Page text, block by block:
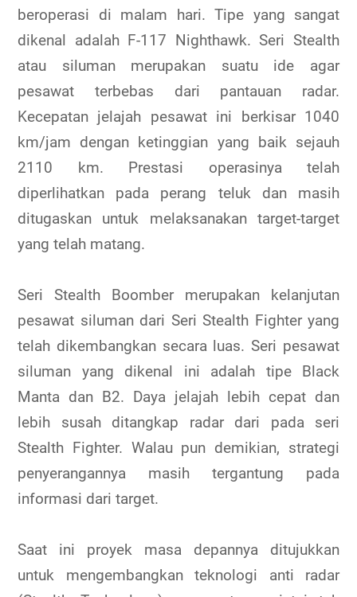
beroperasi di malam hari. Tipe yang sangat
dikenal adalah F-117 Nighthawk. Seri Stealth
atau siluman merupakan suatu ide agar
pesawat terbebas dari pantauan radar.
Kecepatan jelajah pesawat ini berkisar 1040
km/jam dengan ketinggian yang baik sejauh
2110 km. Prestasi operasinya telah
diperlihatkan pada perang teluk dan masih
ditugaskan untuk melaksanakan target-target
yang telah matang.
Seri Stealth Boomber merupakan kelanjutan
pesawat siluman dari Seri Stealth Fighter yang
telah dikembangkan secara luas. Seri pesawat
siluman yang dikenal ini adalah tipe Black
Manta dan B2. Daya jelajah lebih cepat dan
lebih susah ditangkap radar dari pada seri
Stealth Fighter. Walau pun demikian, strategi
penyerangannya masih tergantung pada
informasi dari target.
Saat ini proyek masa depannya ditujukkan
untuk mengembangkan teknologi anti radar